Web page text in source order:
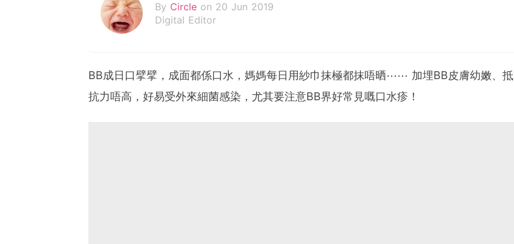
By Circle on 20 Jun 2019
Digital Editor
BB成日口擘擘，成面都係口水，媽媽每日用紗巾抹極都抹唔晒⋯⋯ 加埋BB皮膚幼嫩、抵
抗力唔高，好易受外來細菌感染，尤其要注意BB界好常見嘅口水疹！